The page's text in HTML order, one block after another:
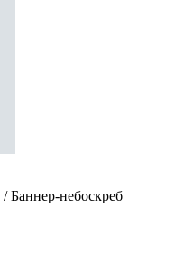
/ Баннер-небоскреб